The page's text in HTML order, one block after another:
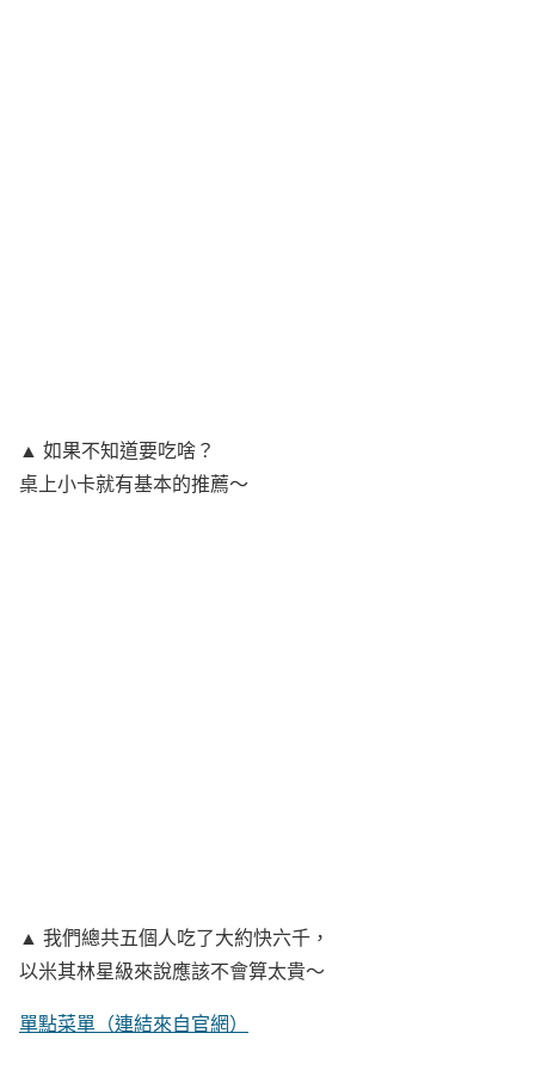
▲ 如果不知道要吃啥？
桌上小卡就有基本的推薦～
▲ 我們總共五個人吃了大約快六千，
以米其林星級來說應該不會算太貴～
單點菜單（連結來自官網）